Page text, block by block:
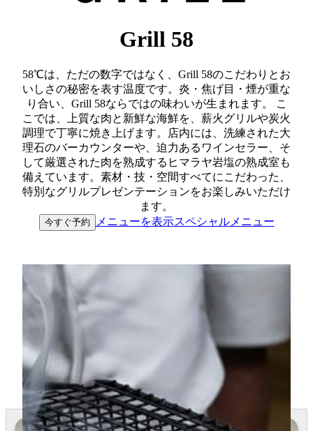
Grill 58
58℃は、ただの数字ではなく、Grill 58のこだわりとお
いしさの秘密を表す温度です。炎・焦げ目・煙が重な
り合い、Grill 58ならではの味わいが生まれます。 こ
こでは、上質な肉と新鮮な海鮮を、薪火グリルや炭火
調理で丁寧に焼き上げます。店内には、洗練された大
理石のバーカウンターや、迫力あるワインセラー、そ
して厳選された肉を熟成するヒマラヤ岩塩の熟成室も
備えています。素材・技・空間すべてにこだわった、
特別なグリルプレゼンテーションをお楽しみいただけ
ます。
今すぐ予約 メニューを表示スペシャルメニュー
月 - 金: 18時 - 23時
土・日: 12時 - 15時 | 18時 - 23時
MGM COTAI, Avenida da Nave Desportiva, Cotai,
Macau
(853) 8806 2318